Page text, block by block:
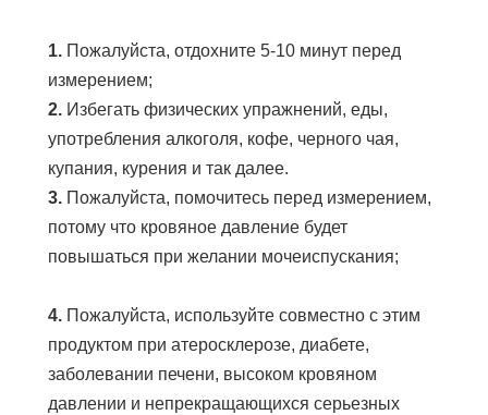
1. Пожалуйста, отдохните 5-10 минут перед
измерением;
2. Избегать физических упражнений, еды,
употребления алкоголя, кофе, черного чая,
купания, курения и так далее.
3. Пожалуйста, помочитесь перед измерением,
потому что кровяное давление будет
повышаться при желании мочеиспускания;
4. Пожалуйста, используйте совместно с этим
продуктом при атеросклерозе, диабете,
заболевании печени, высоком кровяном
давлении и непрекращающихся серьезных